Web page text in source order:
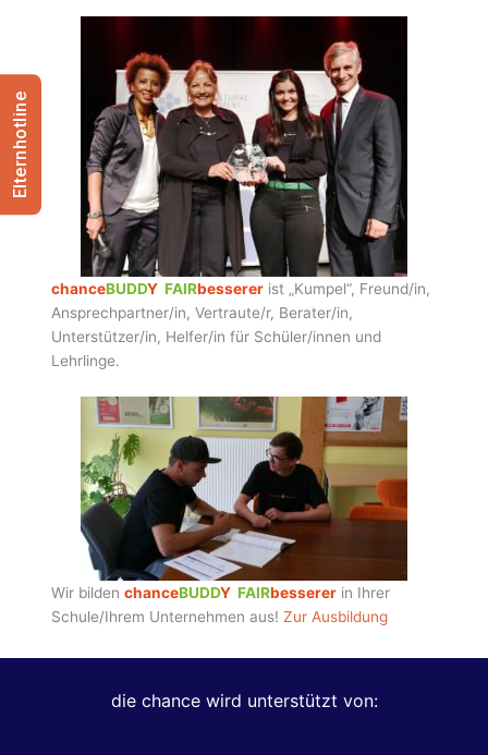
chanceBUDDY FAIRbesserer ist „Kumpel“, Freund/in,
Ansprechpartner/in, Vertraute/r, Berater/in,
Unterstützer/in, Helfer/in für Schüler/innen und
Lehrlinge.
Wir bildenchanceBUDDY FAIRbesserer in Ihrer
Schule/Ihrem Unternehmen aus!Zur Ausbildung
die chance wird unterstützt von:
Elternhotline